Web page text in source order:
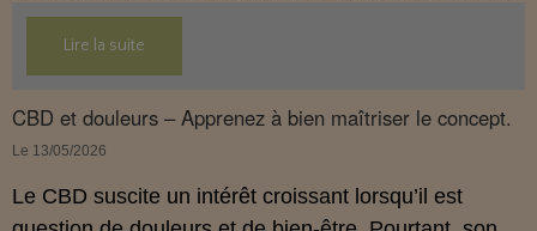
légal français impose des règles strictes : seuls les
usages externes du CBD sont autorisés. Cet article
propose une mise au point claire et accessible pour
comprendre comment le CBD s’inscrit dans une
démarche de prévention, sans ingestion et sans
Lire la suite
CBD et douleurs – Apprenez à bien maîtriser le concept.
Le 13/05/2026
Le CBD suscite un intérêt croissant lorsqu’il est